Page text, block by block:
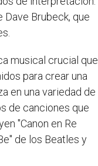
Dave Brubeck, que
musical crucial que
para crear una
en una variedad de
de canciones que
"Canon en Re
de los Beatles y